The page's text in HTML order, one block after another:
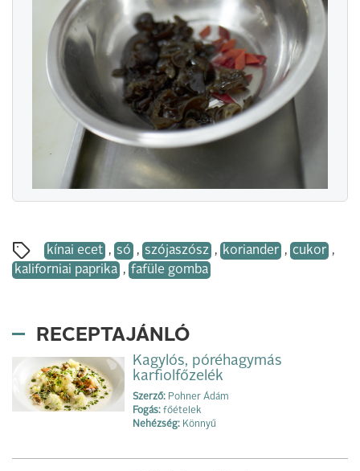
kínai ecet , só , szójaszósz , koriander , cukor ,
kaliforniai paprika , fafüle gomba
RECEPTAJÁNLÓ
Kagylós, póréhagymás
karfiolfőzelék
Szerző: Pohner Ádám
Fogás: főételek
Nehézség: Könnyű